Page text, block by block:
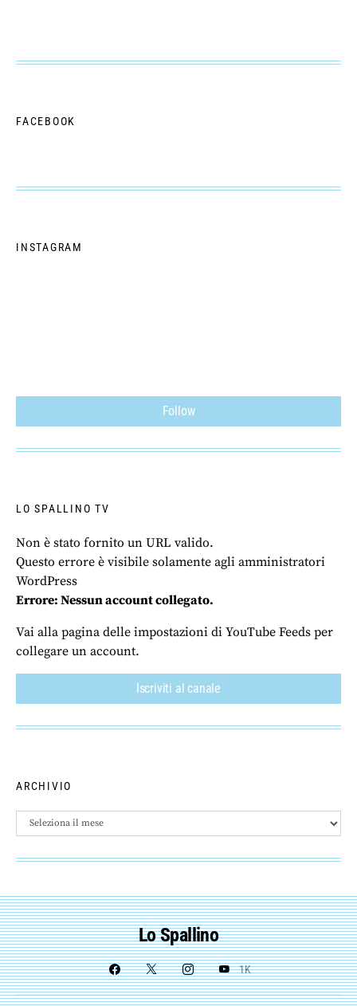
FACEBOOK
INSTAGRAM
Follow
LO SPALLINO TV
Non è stato fornito un URL valido.
Questo errore è visibile solamente agli amministratori
WordPress
Errore: Nessun account collegato.
Vai alla pagina delle impostazioni di YouTube Feeds per
collegare un account.
Iscriviti al canale
ARCHIVIO
Archivio
Lo Spallino
1K